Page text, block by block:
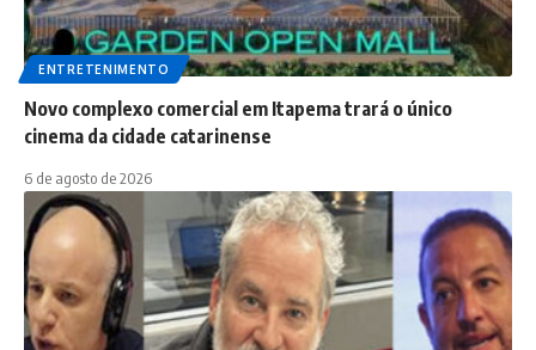
ENTRETENIMENTO
Novo complexo comercial em Itapema trará o único
cinema da cidade catarinense
6 de agosto de 2026